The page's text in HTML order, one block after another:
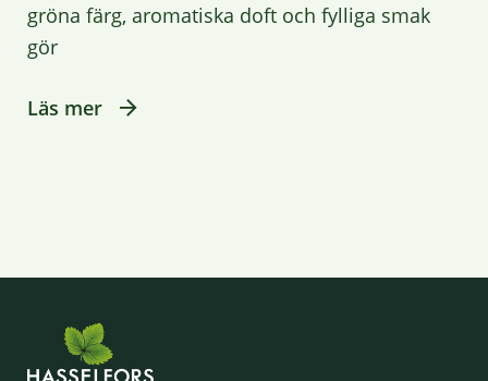
gröna färg, aromatiska doft och fylliga smak
gör
Läs mer